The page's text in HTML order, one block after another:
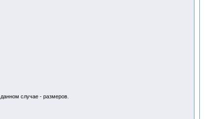
случае - размеров.